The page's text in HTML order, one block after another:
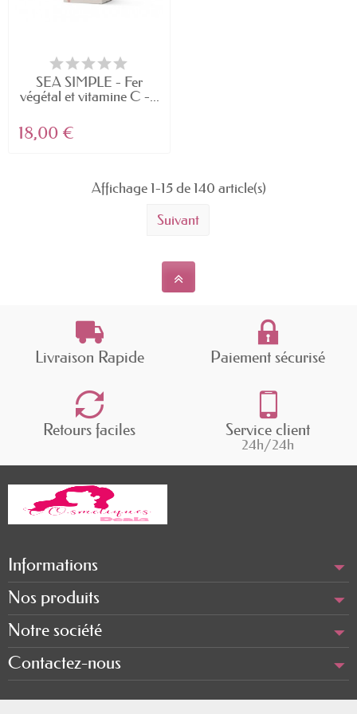
Végétariens et végétaliens :
biodisponibilité du fer contenu dans
moins importante que celle des
peuvent être amenés à prendre un
supplément de fer.
certains cas, une carence en fer peut
entraîner une anémie (diminution du
traitement à base de compléments
alimentaires en fer sera alors prescrit
La règle d'or : consulter un professionnel
de santé
Le fait de prendre un complément
alimentaire Fer ne doit pas être choisi à
la légère. Il est recommandé de consulter
un médecin ou un nutritionniste afin de
spécifiques en fer et d'éviter les
surdosages ou les interactions
médicamenteuses.
SEA SIMPLE - Fer
végétal et vitamine C -...
18,00 €
Affichage 1-15 de 140 article(s)
Suivant
Livraison Rapide Paiement sécurisé
Retours faciles Service client
24h/24h
Informations
Nos produits
Notre société
Contactez-nous